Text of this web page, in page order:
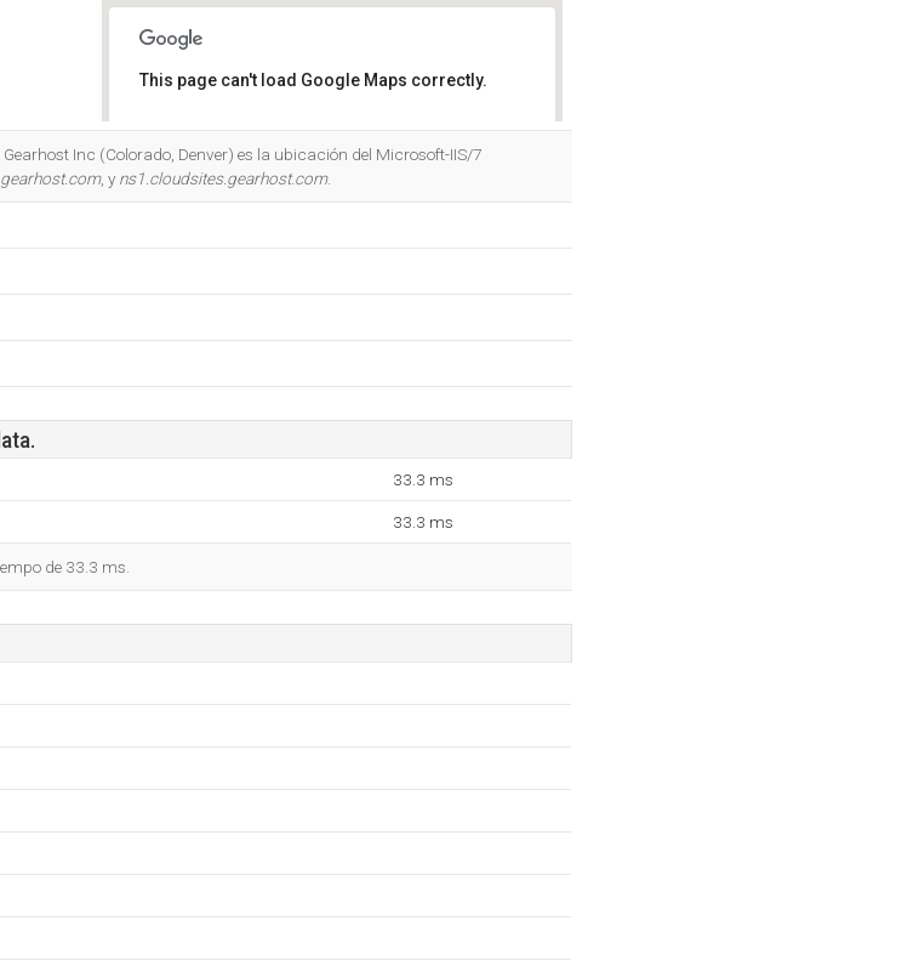
This page can't load Google Maps correctly.
Inc (Colorado, Denver) es la ubicación del Microsoft-IIS/7
, y ns1.cloudsites.gearhost.com.
33.3 ms
33.3 ms
de 33.3 ms.